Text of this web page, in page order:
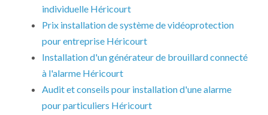
individuelle Héricourt
Prix installation de système de vidéoprotection
pour entreprise Héricourt
Installation d'un générateur de brouillard connecté
à l'alarme Héricourt
Audit et conseils pour installation d'une alarme
pour particuliers Héricourt